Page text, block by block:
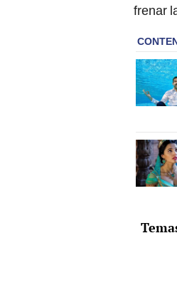
frenar